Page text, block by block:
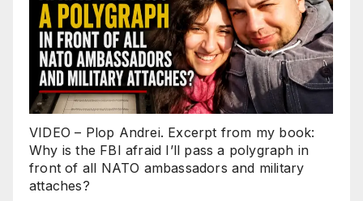
VIDEO – Plop Andrei. Excerpt from my book:
Why is the FBI afraid I’ll pass a polygraph in
front of all NATO ambassadors and military
attaches?